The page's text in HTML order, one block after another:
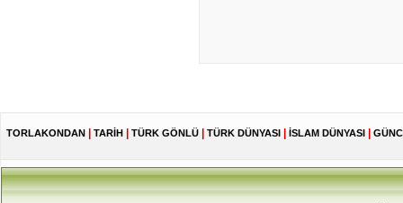
TORLAKONDAN TARİH TÜRK GÖNLÜ TÜRK DÜNYASI İSLAM DÜNYASI